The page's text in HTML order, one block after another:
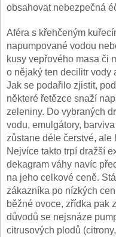
obsahovat nebezpečná
Aféra s křehčeným
napumpované vodou
kusy vepřového masa či
o nějaký ten decilitr vody
Jak se podařilo zjistit,
některé řetězce snaží
zeleniny. Do vybraných
vodu, emulgátory,
zůstane déle čerstvé,
Nejvíce takto trpí dražší
dekagram váhy navíc
na jeho celkové ceně.
zákazníka po nízkých
běžné ovoce, zřídka pak
důvodů se nejsnáze
citrusových plodů